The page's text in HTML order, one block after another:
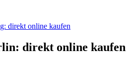
Bild
direkt online kaufen